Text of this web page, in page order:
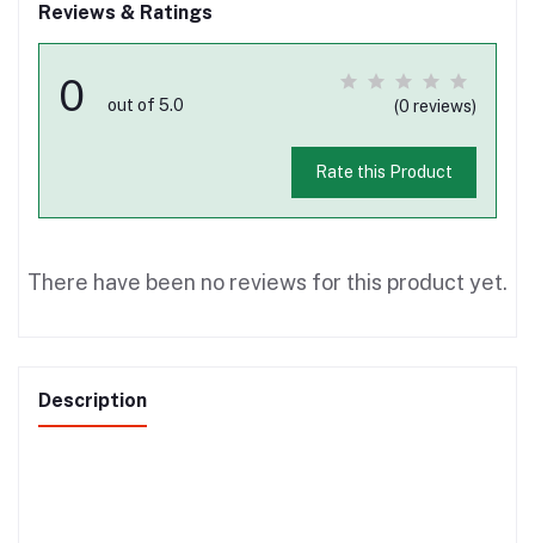
Reviews & Ratings
0 out of 5.0 (0 reviews)
Rate this Product
There have been no reviews for this product yet.
Description